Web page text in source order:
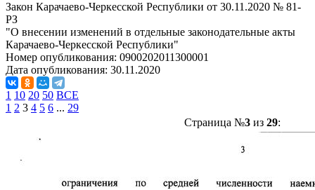
Закон Карачаево-Черкесской Республики от 30.11.2020 № 81-
РЗ
"О внесении изменений в отдельные законодательные акты
Карачаево-Черкесской Республики"
Номер опубликования: 0900202011300001
Дата опубликования: 30.11.2020
1 10 20 50 ВСЕ
1 2 3 4 5 6 ... 29
Страница №3 из 29: